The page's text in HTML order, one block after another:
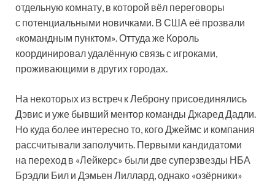
отдельную комнату, в которой вёл переговоры
с потенциальными новичками. В США её прозвали
«командным пунктом». Оттуда же Король
координировал удалённую связь с игроками,
проживающими в других городах.
На некоторых из встреч к Леброну присоединялись
Дэвис и уже бывший ментор команды Джаред Дадли.
Но куда более интересно то, кого Джеймс и компания
рассчитывали заполучить. Первыми кандидатоми
на переход в «Лейкерс» были две суперзвезды НБА
Брэдли Бил и Дэмьен Лиллард, однако «озёрники»